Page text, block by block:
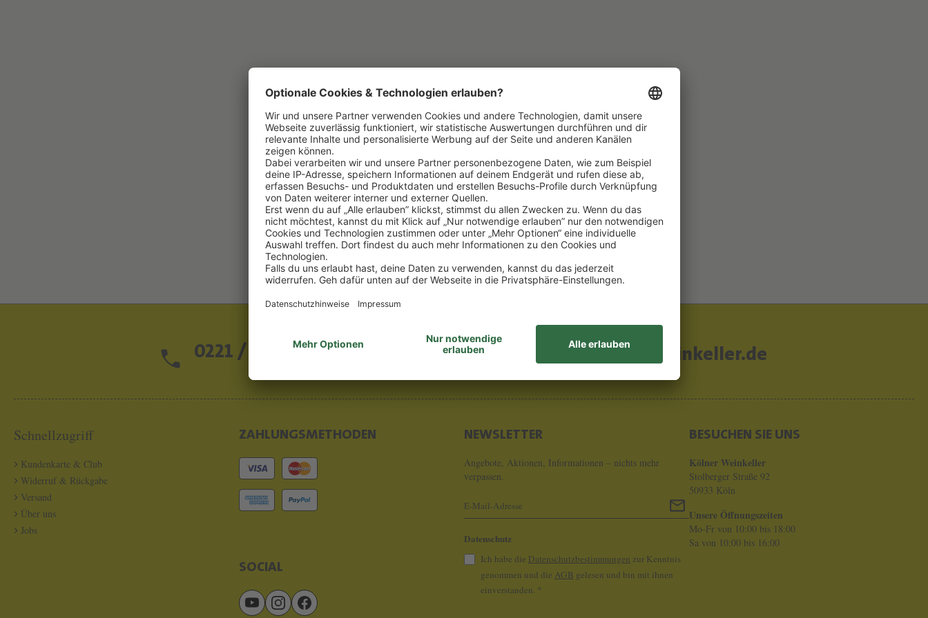
0221 / 13 97 28 - 0 info@koelner-weinkeller.de
Schnellzugriff
Kundenkarte & Club
Widerruf & Rückgabe
Versand
Über uns
Jobs
ZAHLUNGSMETHODEN
SOCIAL
NEWSLETTER
Angebote, Aktionen, Informationen – nichts mehr
verpassen.
Datenschutz
Ich habe die Datenschutzbestimmungen zur Kenntnis
genommen und die AGB gelesen und bin mit ihnen
einverstanden. *
BESUCHEN SIE UNS
Kölner Weinkeller
Stolberger Straße 92
50933 Köln
Unsere Öffnungszeiten
Mo-Fr von 10:00 bis 18:00
Sa von 10:00 bis 16:00